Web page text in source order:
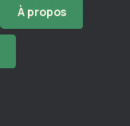
À propos